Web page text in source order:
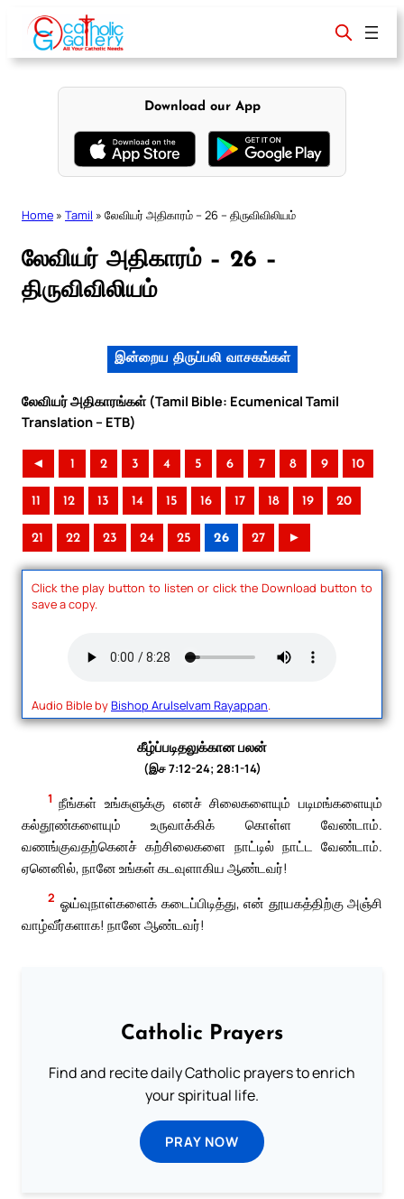
content
Download our App
Home » Tamil » லேவியர் அதிகாரம் – 26 – திருவிவிலியம்
லேவியர் அதிகாரம் – 26 –
திருவிவிலியம்
இன்றைய திருப்பலி வாசகங்கள்
லேவியர் அதிகாரங்கள் (Tamil Bible: Ecumenical Tamil
Translation – ETB)
◄ 1 2 3 4 5 6 7 8 9 10
11 12 13 14 15 16 17 18 19 20
21 22 23 24 25 26 27 ►
Click the play button to listen or click the Download button to
save a copy.
Audio Bible byBishop Arulselvam Rayappan.
கீழ்ப்படிதலுக்கான பலன்
(இச 7:12-24; 28:1-14)
1 நீங்கள் உங்களுக்கு எனச் சிலைகளையும் படிமங்களையும்
கல்தூண்களையும் உருவாக்கிக் கொள்ள வேண்டாம்.
வணங்குவதற்கெனச் கற்சிலைகளை நாட்டில் நாட்ட வேண்டாம்.
ஏனெனில், நானே உங்கள் கடவுளாகிய ஆண்டவர்!
2 ஓய்வுநாள்களைக் கடைப்பிடித்து, என் தூயகத்திற்கு அஞ்சி
வாழ்வீர்களாக! நானே ஆண்டவர்!
Catholic Prayers
Find and recite daily Catholic prayers to enrich
your spiritual life.
PRAY NOW